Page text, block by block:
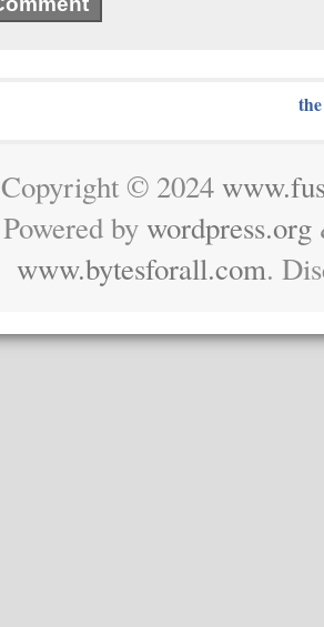
Copyright © 2024
Powered bywordpress.org
www.bytesforall.com.